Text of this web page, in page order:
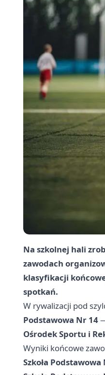
Na szkolnej hali
zawodach
klasyfikacji
spotkań.
W rywalizacji pod
Podstawowa Nr 14
Ośrodek Sportu i
Wyniki końcowe
Szkoła Podstawowa